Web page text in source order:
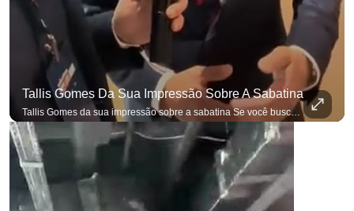
Tallis Gomes Da Sua Impressão Sobre A Sabatina
Tallis Gomes da sua impressão sobre a sabatina Se você busca informação com credibilidade, inscreva-se agora e ative o